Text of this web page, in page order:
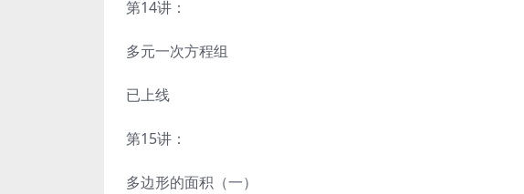
第14讲：
多元一次方程组
已上线
第15讲：
多边形的面积（一）